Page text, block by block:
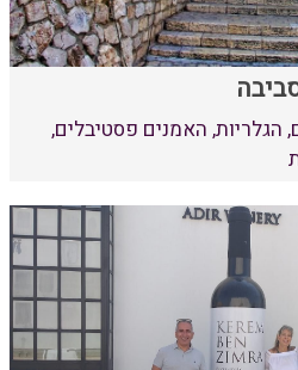
האמנים פסטיבלים,